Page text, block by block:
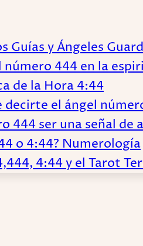
Guías y Ángeles
número 444 en la
de la Hora 4:44
el ángel
444 ser una señal de
o 4:44? Numerología
4:44 y el Tarot